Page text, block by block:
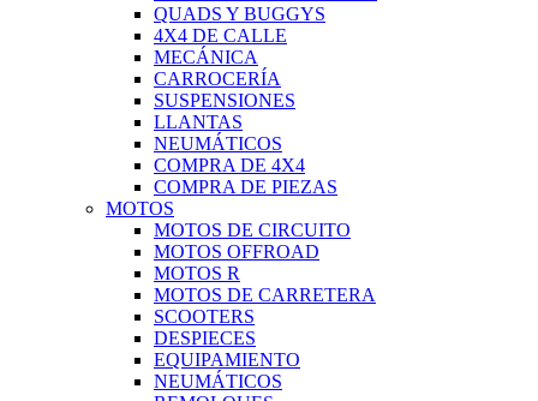
QUADS Y BUGGYS
4X4 DE CALLE
MECÁNICA
CARROCERÍA
SUSPENSIONES
LLANTAS
NEUMÁTICOS
COMPRA DE 4X4
COMPRA DE PIEZAS
MOTOS
MOTOS DE CIRCUITO
MOTOS OFFROAD
MOTOS R
MOTOS DE CARRETERA
SCOOTERS
DESPIECES
EQUIPAMIENTO
NEUMÁTICOS